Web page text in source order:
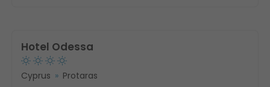
Hotel Odessa
Cyprus Protaras